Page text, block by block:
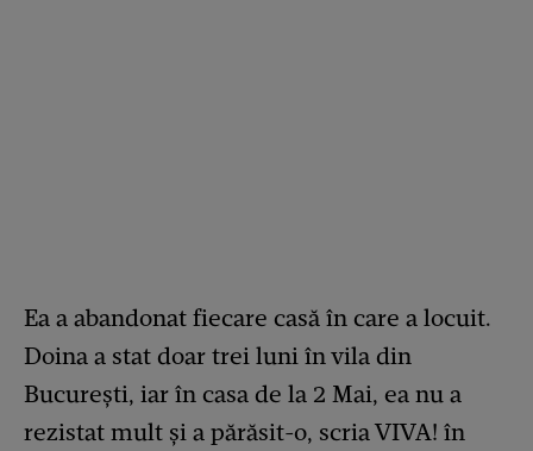
Ea a abandonat fiecare casă în care a locuit.
Doina a stat doar trei luni în vila din
București, iar în casa de la 2 Mai, ea nu a
rezistat mult și a părăsit-o, scria VIVA! în